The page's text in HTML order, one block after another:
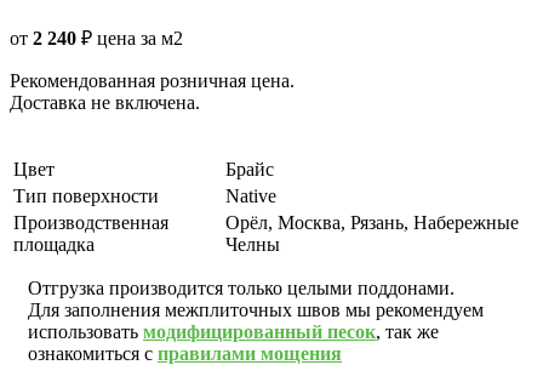
от 2 240 ₽ цена за м2
Рекомендованная розничная цена.
Доставка не включена.
Цвет
Брайс
Тип поверхности
Native
Производственная
площадка
Орёл, Москва, Рязань, Набережные
Челны
Отгрузка производится только целыми поддонами.
Для заполнения межплиточных швов мы рекомендуем
использовать модифицированный песок, так же
ознакомиться с правилами мощения